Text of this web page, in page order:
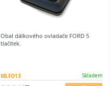
Obal dálkového ovladače FORD 5
tlačítek.
MLFO13 Skladem